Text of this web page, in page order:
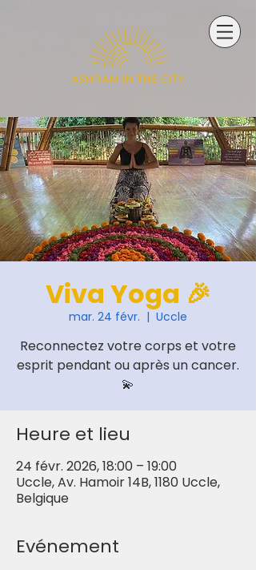
Viva Yoga 🎉
mar. 24 févr.
  |
Uccle
Reconnectez votre corps et votre
esprit pendant ou après un cancer.
💫
Heure et lieu
24 févr. 2026, 18:00 – 19:00
Uccle, Av. Hamoir 14B, 1180 Uccle,
Belgique
Evénement